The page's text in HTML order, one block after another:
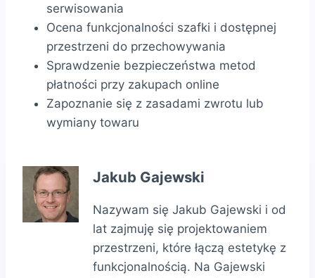
serwisowania
Ocena funkcjonalności szafki i dostępnej
przestrzeni do przechowywania
Sprawdzenie bezpieczeństwa metod
płatności przy zakupach online
Zapoznanie się z zasadami zwrotu lub
wymiany towaru
Jakub Gajewski
Nazywam się Jakub Gajewski i od
lat zajmuję się projektowaniem
przestrzeni, które łączą estetykę z
funkcjonalnością. Na Gajewski